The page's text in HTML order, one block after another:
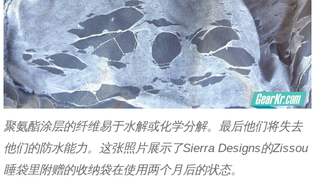
聚氨酯涂层的纤维易于水解或化学分解。最后他们将失去
他们的防水能力。这张照片展示了Sierra Designs的Zissou
睡袋里附赠的收纳袋在使用两个月后的状态。